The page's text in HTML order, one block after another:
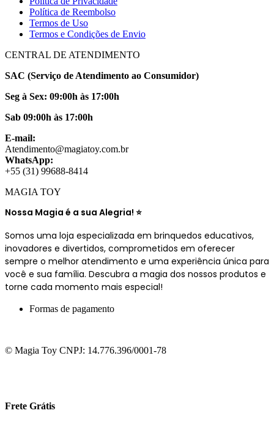
Política de Reembolso
Termos de Uso
Termos e Condições de Envio
CENTRAL DE ATENDIMENTO
SAC (Serviço de Atendimento ao Consumidor)
Seg à Sex: 09:00h às 17:00h
Sab 09:00h às 17:00h
E-mail:
Atendimento@magiatoy.com.br
WhatsApp:
+55 (31) 99688-8414
MAGIA TOY
Nossa Magia é a sua Alegria! ⭐
Somos uma loja especializada em brinquedos educativos,
inovadores e divertidos, comprometidos em oferecer
sempre o melhor atendimento e uma experiência única para
você e sua família. Descubra a magia dos nossos produtos e
torne cada momento mais especial!
Formas de pagamento
© Magia Toy CNPJ: 14.776.396/0001-78
Frete Grátis